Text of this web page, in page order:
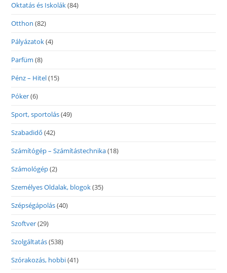
Oktatás és Iskolák(84)
Otthon (82)
Pályázatok(4)
Parfüm (8)
Pénz – Hitel(15)
Póker(6)
Sport, sportolás(49)
Szabadidő (42)
Számítógép – Számítástechnika(18)
Számológép(2)
Személyes Oldalak, blogok(35)
Szépségápolás(40)
Szoftver(29)
Szolgáltatás(538)
Szórakozás, hobbi(41)